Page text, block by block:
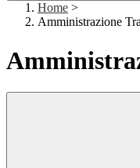
Home >
Amministrazione